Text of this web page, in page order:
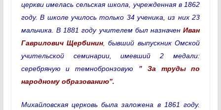
церкви имелась сельская школа, учрежденная в 1862
году. В школе училось только 34 ученика, из них 23
мальчика. В 1881 году учителем был назначенИван
Гаврилович Щербинин
бывший выпускник Омской
учительской семинарии, имевший 2 медали:
серебряную и темнобронзовую ” За труды по
народному образованию”.
Михайловская церковь была заложена в 1861 году.